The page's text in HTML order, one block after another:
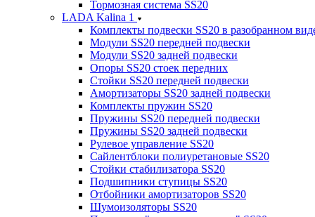
Тормозная система SS20
LADA Kalina 1
Комплекты подвески SS20 в разобранном
Модули SS20 передней подвески
Модули SS20 задней подвески
Опоры SS20 стоек передних
Стойки SS20 передней подвески
Амортизаторы SS20 задней подвески
Комплекты пружин SS20
Пружины SS20 передней подвески
Пружины SS20 задней подвески
Рулевое управление SS20
Сайлентблоки полиуретановые SS20
Стойки стабилизатора SS20
Подшипники ступицы SS20
Отбойники амортизаторов SS20
Шумоизоляторы SS20